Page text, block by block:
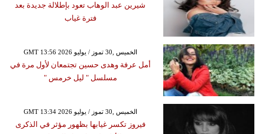
شيرين عبد الوهاب تعود بإطلالة جديدة بعد
فترة غياب
GMT 13:56 2026 الخميس ,30 تموز / يوليو
أمل عرفة وهدى حسين تجتمعان لأول مرة في
مسلسل " ليل خرمس "
GMT 13:34 2026 الخميس ,30 تموز / يوليو
فيروز تكسر غيابها بظهور مؤثر في الذكرى